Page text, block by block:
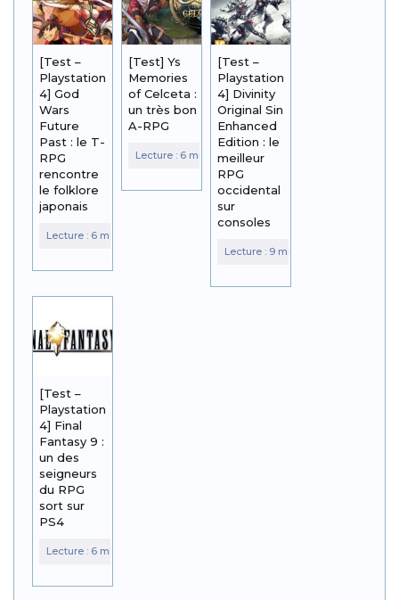
[Test –
Playstation
4] God
Wars
Future
Past : le T-
RPG
rencontre
le folklore
japonais
[Test] Ys
Memories
of Celceta :
un très bon
A-RPG
[Test –
Playstation
4] Divinity
Original Sin
Enhanced
Edition : le
meilleur
RPG
occidental
sur
consoles
[Test –
Playstation
4] Final
Fantasy 9 :
un des
seigneurs
du RPG
sort sur
PS4